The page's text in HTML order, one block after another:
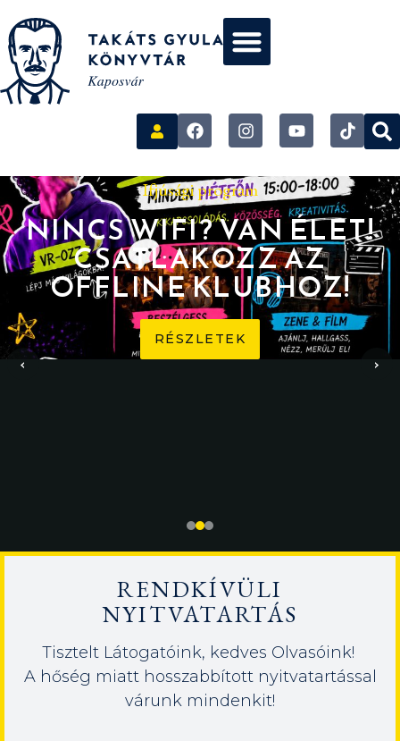
Ifjúsági program
NINCS WIFI? VAN ÉLET!
CSATLAKOZZ AZ
OFFLINE KLUBHOZ!
RÉSZLETEK
‹ ›
RENDKÍVÜLI
NYITVATARTÁS
Tisztelt Látogatóink, kedves Olvasóink!
A hőség miatt hosszabbított nyitvatartással
várunk mindenkit!